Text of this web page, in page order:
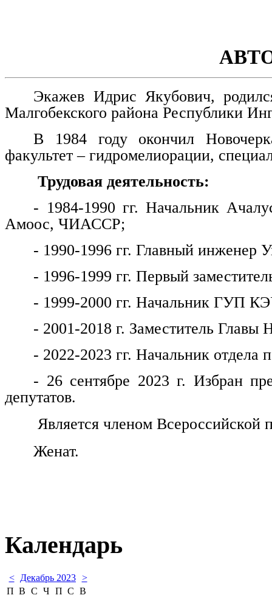
Экажев Идрис Якубович,
Малгобекского района Республики
В 1984 году окончил
факультет – гидромелиорации,
Трудовая деятельность:
- 1984-1990 гг. Начальник
Амоос, ЧИАССР;
- 1990-1996 гг. Главный
- 1996-1999 гг. Первый
- 1999-2000 гг. Начальник ГУП
- 2001-2018 г. Заместитель Главы
- 2022-2023 гг. Начальник
- 26 сентябре 2023 г. Избран
депутатов.
Является членом Всероссийской
Женат.
Календарь
< Декабрь 2023 >
П В С Ч П С В